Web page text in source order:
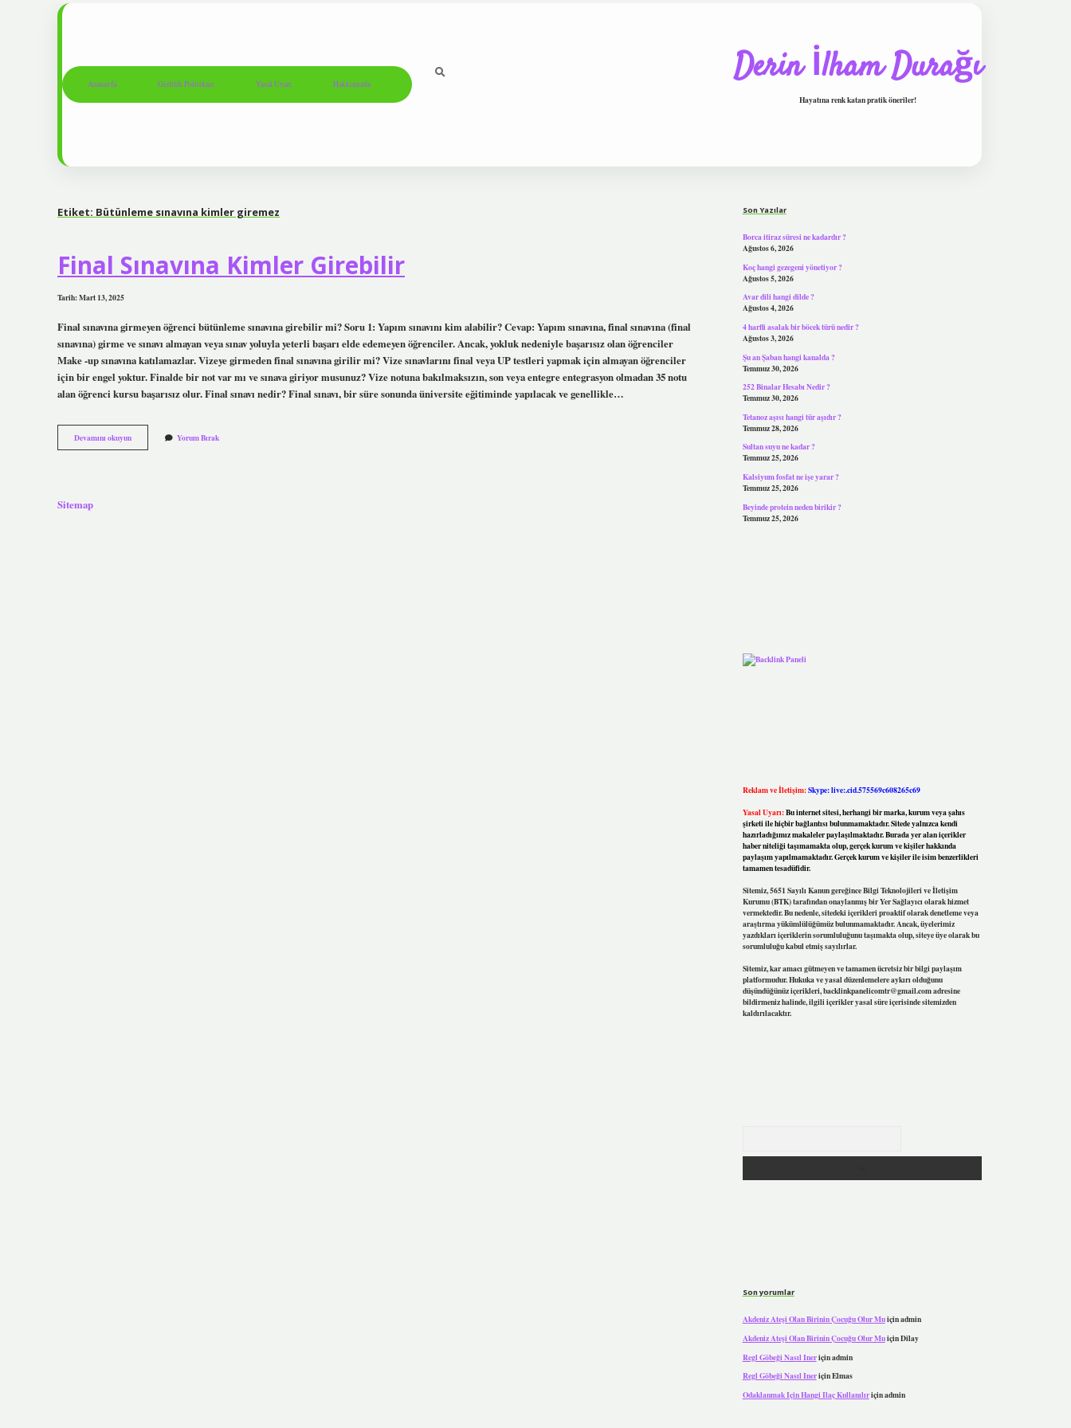
Anasayfa Gizlilik Politikası Yasal Uyarı Hakkımızda Derin İlham Durağı
Hayatına renk katan pratik öneriler!
Etiket: Bütünleme sınavına kimler giremez
Final Sınavına Kimler Girebilir
Tarih: Mart 13, 2025
Final sınavına girmeyen öğrenci bütünleme sınavına girebilir mi? Soru 1: Yapım sınavını kim alabilir? Cevap: Yapım sınavına, final sınavına (final
sınavına) girme ve sınavı almayan veya sınav yoluyla yeterli başarı elde edemeyen öğrenciler. Ancak, yokluk nedeniyle başarısız olan öğrenciler
Make -up sınavına katılamazlar. Vizeye girmeden final sınavına girilir mi? Vize sınavlarını final veya UP testleri yapmak için almayan öğrenciler
için bir engel yoktur. Finalde bir not var mı ve sınava giriyor musunuz? Vize notuna bakılmaksızın, son veya entegre entegrasyon olmadan 35 notu
alan öğrenci kursu başarısız olur. Final sınavı nedir? Final sınavı, bir süre sonunda üniversite eğitiminde yapılacak ve genellikle…
Devamını okuyunFinal
Sınavına
Yorum Bırak
Sitemap
Son Yazılar
Borca itiraz süresi ne kadardır ?
Ağustos 6, 2026
Koç hangi gezegeni yönetiyor ?
Ağustos 5, 2026
Avar dili hangi dilde ?
Ağustos 4, 2026
4 harfli asalak bir böcek türü nedir ?
Ağustos 3, 2026
Şu an Şaban hangi kanalda ?
Temmuz 30, 2026
252 Binalar Hesabı Nedir ?
Temmuz 30, 2026
Tetanoz aşısı hangi tür aşıdır ?
Temmuz 28, 2026
Sultan suyu ne kadar ?
Temmuz 25, 2026
Kalsiyum fosfat ne işe yarar ?
Temmuz 25, 2026
Beyinde protein neden birikir ?
Temmuz 25, 2026
Reklam ve İletişim:Skype: live:.cid.575569c608265c69
Yasal Uyarı:Bu internet sitesi, herhangi bir marka, kurum veya şahıs
şirketi ile hiçbir bağlantısı bulunmamaktadır. Sitede yalnızca kendi
hazırladığımız makaleler paylaşılmaktadır. Burada yer alan içerikler
haber niteliği taşımamakta olup, gerçek kurum ve kişiler hakkında
paylaşım yapılmamaktadır. Gerçek kurum ve kişiler ile isim benzerlikleri
tamamen tesadüfidir.
Sitemiz, 5651 Sayılı Kanun gereğince Bilgi Teknolojileri ve İletişim
Kurumu (BTK) tarafından onaylanmış bir Yer Sağlayıcı olarak hizmet
vermektedir. Bu nedenle, sitedeki içerikleri proaktif olarak denetleme veya
araştırma yükümlülüğümüz bulunmamaktadır. Ancak, üyelerimiz
yazdıkları içeriklerin sorumluluğunu taşımakta olup, siteye üye olarak bu
sorumluluğu kabul etmiş sayılırlar.
Sitemiz, kar amacı gütmeyen ve tamamen ücretsiz bir bilgi paylaşım
platformudur. Hukuka ve yasal düzenlemelere aykırı olduğunu
düşündüğünüz içerikleri,backlinkpanelicomtr@gmail.comadresine
bildirmeniz halinde, ilgili içerikler yasal süre içerisinde sitemizden
kaldırılacaktır.
Son yorumlar
Akdeniz Ateşi Olan Birinin Çocuğu Olur Muiçinadmin
Akdeniz Ateşi Olan Birinin Çocuğu Olur MuiçinDilay
Regl Göbeği Nasıl Ineriçinadmin
Regl Göbeği Nasıl IneriçinElmas
Odaklanmak Için Hangi Ilaç Kullanılıriçinadmin